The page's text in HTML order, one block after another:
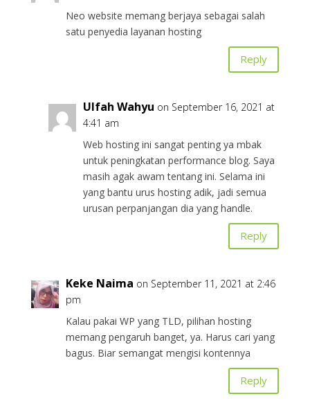
Neo website memang berjaya sebagai salah
satu penyedia layanan hosting
Reply
Ulfah Wahyu on September 16, 2021 at
4:41 am
Web hosting ini sangat penting ya mbak
untuk peningkatan performance blog. Saya
masih agak awam tentang ini. Selama ini
yang bantu urus hosting adik, jadi semua
urusan perpanjangan dia yang handle.
Reply
Keke Naima on September 11, 2021 at 2:46
pm
Kalau pakai WP yang TLD, pilihan hosting
memang pengaruh banget, ya. Harus cari yang
bagus. Biar semangat mengisi kontennya
Reply